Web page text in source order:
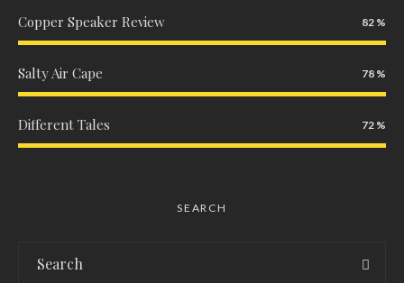
Copper Speaker Review 82
Salty Air Cape 78
Different Tales 72
SEARCH